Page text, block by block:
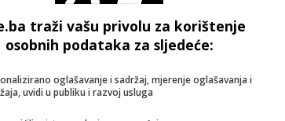
traži vašu privolu za korištenje
osobnih podataka za sljedeće:
oglašavanje i sadržaj, mjerenje oglašavanja i
uvidi u publiku i razvoj usluga